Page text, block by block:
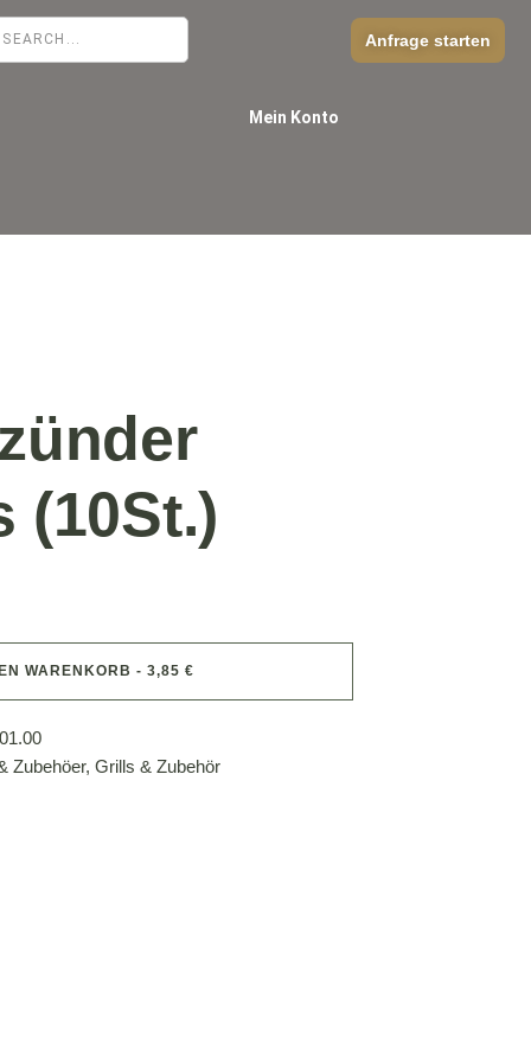
Mein Konto
Anfrage starten
(10St.)
WARENKORB - 3,85 €
Zubehöer, Grills & Zubehör